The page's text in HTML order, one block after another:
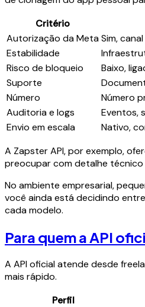
Critério
Autorização da MetaSim,
Estabilidade
Risco de bloqueio
Baixo,
Suporte
Número
Número
Auditoria e logs
Eventos,
Envio em escala
Nativo,
A Zapster API, por exemplo,
preocupar com detalhe técnico
No ambiente empresarial,
você ainda está decidindo
cada modelo.
Para quem a API
A API oficial atende desde
mais rápido.
Perfil